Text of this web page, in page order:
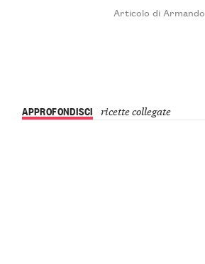
Articolo di Armando
APPROFONDISCI ricette collegate